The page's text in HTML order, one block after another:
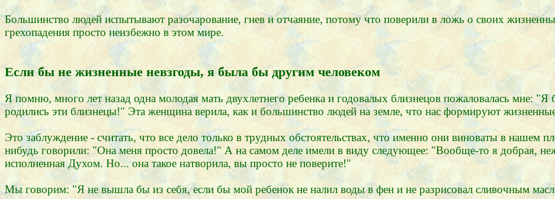
Большинство людей испытывают разочарование, гнев и отчаяние, потому что поверили в ложь о своих
грехопадения просто неизбежно в этом мире.
Если бы не жизненные невзгоды, я была бы другим человеком
Я помню, много лет назад одна молодая мать двухлетнего ребенка и годовалых близнецов пожаловалась мне:
родились эти близнецы!" Эта женщина верила, как и большинство людей на земле, что нас формируют жизненные
Это заблуждение - считать, что все дело только в трудных обстоятельствах, что именно они виноваты в нашем
нибудь говорили: "Она меня просто довела!" А на самом деле имели в виду следующее: "Вообще-то я добрая,
исполненная Духом. Но... она такое натворила, вы просто не поверите!"
Мы говорим: "Я не вышла бы из себя, если бы мой ребенок не налил воды в фен и не разрисовал сливочным